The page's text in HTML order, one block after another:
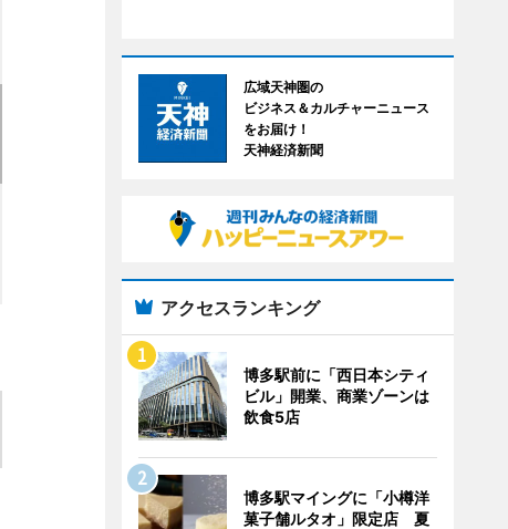
広域天神圏の
ビジネス＆カルチャーニュース
をお届け！
天神経済新聞
アクセスランキング
博多駅前に「西日本シティ
ビル」開業、商業ゾーンは
飲食5店
博多駅マイングに「小樽洋
菓子舗ルタオ」限定店 夏